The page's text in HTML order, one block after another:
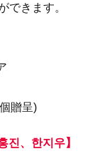
できます。
贈呈)
진、한지우】